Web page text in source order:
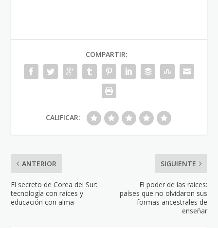
COMPARTIR:
CALIFICAR:
ANTERIOR
El secreto de Corea del Sur:
tecnología con raíces y
educación con alma
SIGUIENTE
El poder de las raíces:
países que no olvidaron sus
formas ancestrales de
enseñar